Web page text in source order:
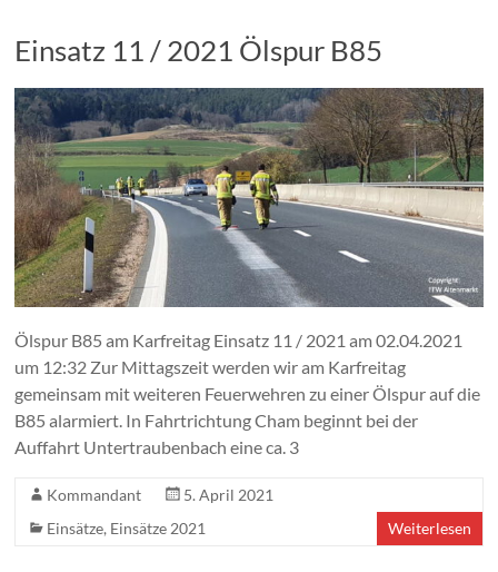
Einsatz 11 / 2021 Ölspur B85
Ölspur B85 am Karfreitag Einsatz 11 / 2021 am 02.04.2021
um 12:32 Zur Mittagszeit werden wir am Karfreitag
gemeinsam mit weiteren Feuerwehren zu einer Ölspur auf die
B85 alarmiert. In Fahrtrichtung Cham beginnt bei der
Auffahrt Untertraubenbach eine ca. 3
Kommandant
5. April 2021
Einsätze, Einsätze 2021 Weiterlesen